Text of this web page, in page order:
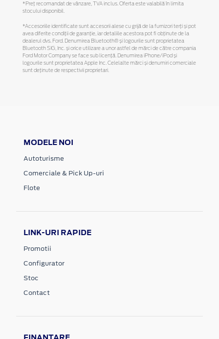
*Preţ recomandat de vânzare, TVA inclus. Oferta este valabilă în limita
stocului disponibil.
*Accesoriile identificate sunt accesorii alese cu grijă de la furnizori terți și pot
avea diferite condiții de garanție, iar detaliile acestora pot fi obținute de la
dealerul dvs. Ford. Denumirea Bluetooth® și logourile sunt proprietatea
Bluetooth SIG, Inc. și orice utilizare a unor astfel de mărci de către compania
Ford Motor Company se face sub licență. Denumirea iPhone/iPod și
logourile sunt proprietatea Apple Inc. Celelalte mărci și denumiri comerciale
sunt deținute de respectivii proprietari.
MODELE NOI
Autoturisme
Comerciale & Pick Up-uri
Flote
LINK-URI RAPIDE
Promotii
Configurator
Stoc
Contact